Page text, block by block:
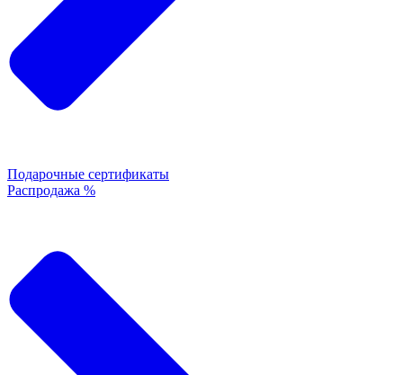
Подарочные сертификаты
Распродажа %